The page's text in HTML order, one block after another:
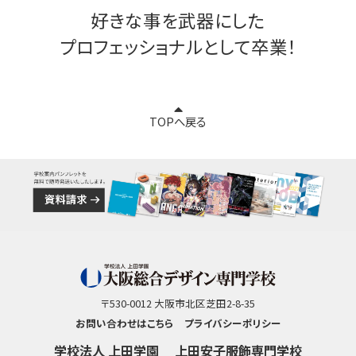
好きな事を武器にした
プロフェッショナルとして卒業！
TOPへ戻る
〒530-0012 大阪市北区芝田2-8-35
お問い合わせはこちら
プライバシーポリシー
学校法人 上田学園 上田安子服飾専門学校